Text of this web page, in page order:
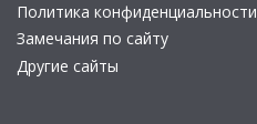
Политика конфиденциальности
Замечания по сайту
Другие сайты